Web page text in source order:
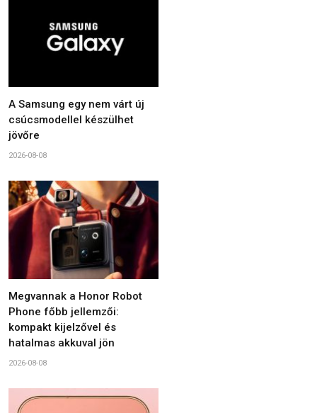
A Samsung egy nem várt új
csúcsmodellel készülhet
jövőre
2026-08-08
Megvannak a Honor Robot
Phone főbb jellemzői:
kompakt kijelzővel és
hatalmas akkuval jön
2026-08-08